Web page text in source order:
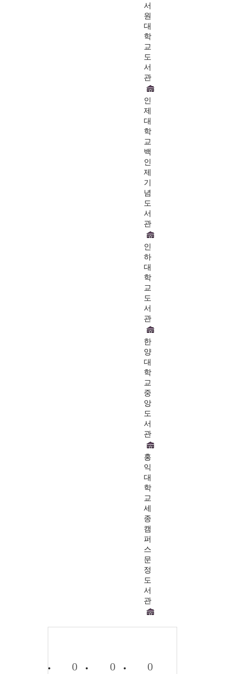
서
원
대
학
교
도
서
관
인
제
대
학
교
백
인
제
기
념
도
서
관
인
하
대
학
교
도
서
관
한
양
대
학
교
중
앙
도
서
관
홍
익
대
학
교
세
종
캠
퍼
스
문
정
도
서
관
0 0 0